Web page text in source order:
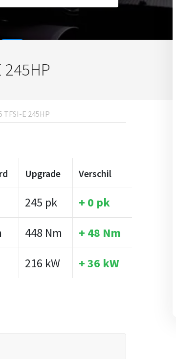
245HP
TFSI-E 245HP
Upgrade Verschil
245 pk
+ 0 pk
448 Nm
+ 48 Nm
216 kW + 36 kW